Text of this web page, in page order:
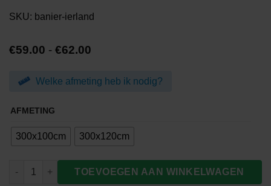
SKU: banier-ierland
€59.00 - €62.00
€62.00
Welke afmeting heb ik nodig?
AFMETING
300x100cm 300x120cm
Banier Ierland aantal
TOEVOEGEN AAN WINKELWAGEN